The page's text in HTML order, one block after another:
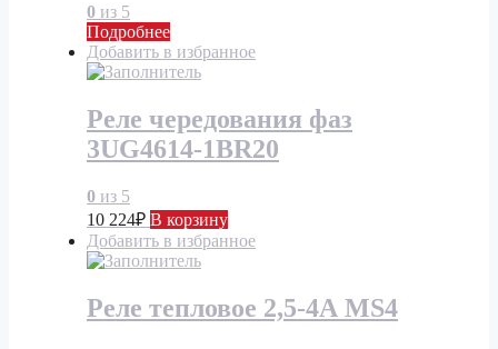
0 из 5
Подробнее
Добавить в избранное
Реле чередования фаз
3UG4614-1BR20
0 из 5
10 224₽ В корзину
Добавить в избранное
Реле тепловое 2,5-4А MS4